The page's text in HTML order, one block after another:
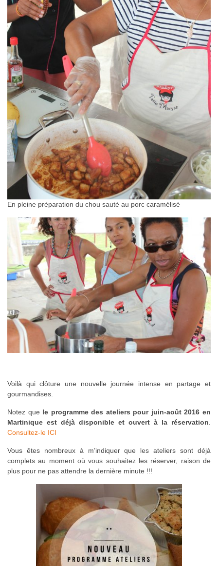
En pleine préparation du chou sauté au porc caramélisé
Voilà qui clôture une nouvelle journée intense en partage et
gourmandises.
Notez que le programme des ateliers pour juin-août 2016 en
Martinique est déjà disponible et ouvert à la réservation.
Consultez-le ICI
Vous êtes nombreux à m’indiquer que les ateliers sont déjà
complets au moment où vous souhaitez les réserver, raison de
plus pour ne pas attendre la dernière minute !!!